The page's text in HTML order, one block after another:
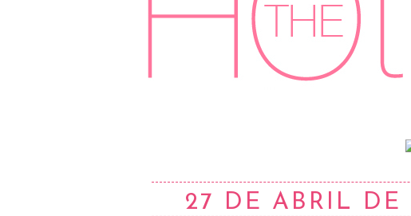
27 DE ABRIL DE